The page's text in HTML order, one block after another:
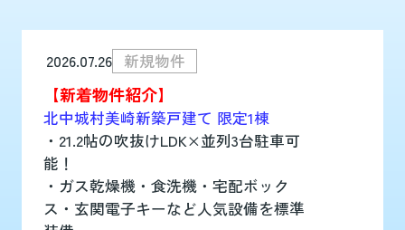
2026.07.26 新規物件
【新着物件紹介】
北中城村美崎新築戸建て 限定1棟
・21.2帖の吹抜けLDK×並列3台駐車可
能！
・ガス乾燥機・食洗機・宅配ボック
ス・玄関電子キーなど人気設備を標準